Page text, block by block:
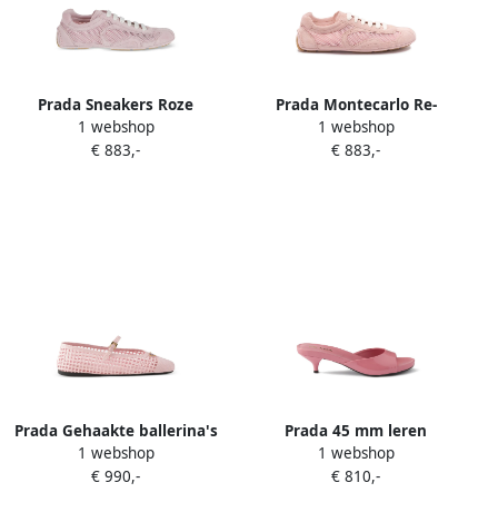
Prada Sneakers Roze
1 webshop
€ 883,-
Prada Montecarlo Re-
Edition 2005 sneakers Roze
1 webshop
€ 883,-
Prada Gehaakte ballerina's
Roze
1 webshop
€ 990,-
Prada 45 mm leren
sandalen Roze
1 webshop
€ 810,-